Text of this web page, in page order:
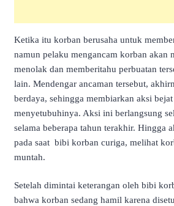
Ketika itu korban berusaha untuk
namun pelaku mengancam korban akan
menolak dan memberitahu perbuatan
lain. Mendengar ancaman tersebut,
berdaya, sehingga membiarkan aksi
menyetubuhinya. Aksi ini berlangsung
selama beberapa tahun terakhir. Hingga
pada saat bibi korban curiga, melihat
muntah.
Setelah dimintai keterangan oleh bibi
bahwa korban sedang hamil karena